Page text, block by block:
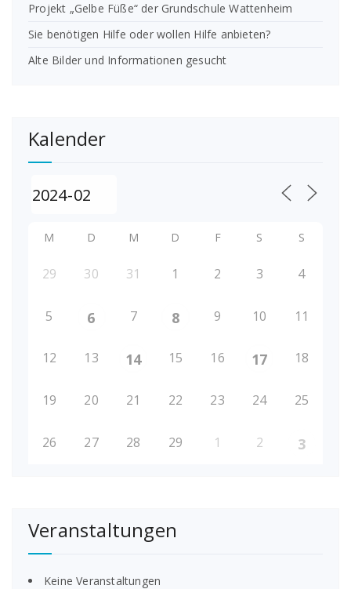
Projekt „Gelbe Füße“ der Grundschule Wattenheim
Sie benötigen Hilfe oder wollen Hilfe anbieten?
Alte Bilder und Informationen gesucht
Kalender
M D M D F S S
29 30 31 1 2 3 4
5 6 7 8 9 10 11
12 13 14 15 16 17 18
19 20 21 22 23 24 25
26 27 28 29 1 2 3
Veranstaltungen
Keine Veranstaltungen